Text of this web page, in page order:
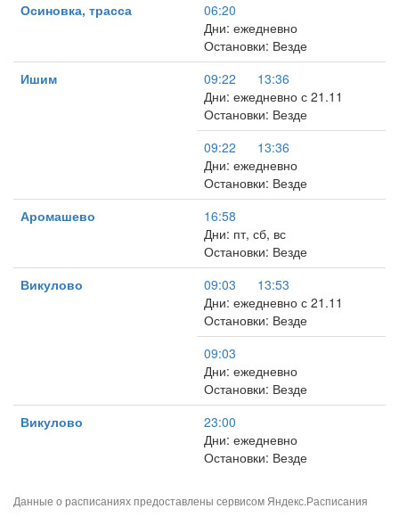
Осиновка, трасса
06:20
Дни: ежедневно
Остановки: Везде
Ишим
09:22
13:36
Дни: ежедневно с 21.11
Остановки: Везде
09:22
13:36
Дни: ежедневно
Остановки: Везде
Аромашево
16:58
Дни: пт, сб, вс
Остановки: Везде
Викулово
09:03
13:53
Дни: ежедневно с 21.11
Остановки: Везде
09:03
Дни: ежедневно
Остановки: Везде
Викулово
23:00
Дни: ежедневно
Остановки: Везде
Данные о расписаниях предоставлены сервисом Яндекс.Расписания